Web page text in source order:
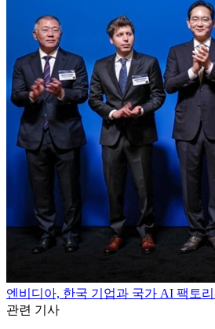
엔비디아, 한국 기업과 국가 AI 팩토
관련 기사